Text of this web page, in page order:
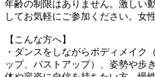
年齢の制限はありません。激しい
してお気軽にご参加ください。女性
【こんな方へ】
・ダンスをしながらボディメイク
ップ、バストアップ）、姿勢や歩